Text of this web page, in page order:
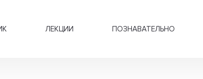
ЛЕКЦИИ ПОЗНАВАТЕЛЬНО